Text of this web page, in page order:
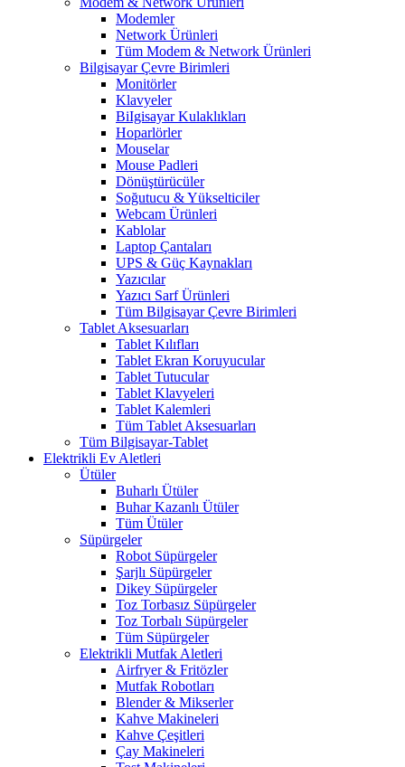
Modemler
Network Ürünleri
Tüm Modem & Network Ürünleri
Bilgisayar Çevre Birimleri
Monitörler
Klavyeler
BiIgisayar Kulaklıkları
Hoparlörler
Mouselar
Mouse Padleri
Dönüştürücüler
Soğutucu & Yükselticiler
Webcam Ürünleri
Kablolar
Laptop Çantaları
UPS & Güç Kaynakları
Yazıcılar
Yazıcı Sarf Ürünleri
Tüm Bilgisayar Çevre Birimleri
Tablet Aksesuarları
Tablet Kılıfları
Tablet Ekran Koruyucular
Tablet Tutucular
Tablet Klavyeleri
Tablet Kalemleri
Tüm Tablet Aksesuarları
Tüm Bilgisayar-Tablet
Elektrikli Ev Aletleri
Ütüler
Buharlı Ütüler
Buhar Kazanlı Ütüler
Tüm Ütüler
Süpürgeler
Robot Süpürgeler
Şarjlı Süpürgeler
Dikey Süpürgeler
Toz Torbasız Süpürgeler
Toz Torbalı Süpürgeler
Tüm Süpürgeler
Elektrikli Mutfak Aletleri
Airfryer & Fritözler
Mutfak Robotları
Blender & Mikserler
Kahve Makineleri
Kahve Çeşitleri
Çay Makineleri